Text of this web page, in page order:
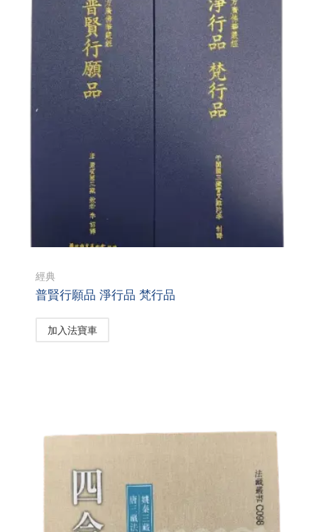
經典
普賢行願品 淨行品 梵行品
加入法寶車